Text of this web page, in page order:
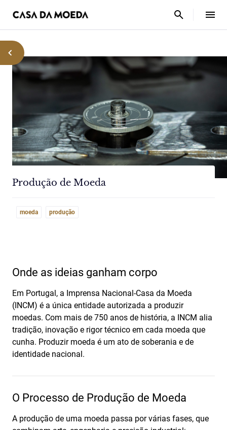
Produção de Moeda
moeda produção
Onde as ideias ganham corpo
Em Portugal, a Imprensa Nacional-Casa da Moeda
(INCM) é a única entidade autorizada a produzir
moedas. Com mais de 750 anos de história, a INCM alia
tradição, inovação e rigor técnico em cada moeda que
cunha. Produzir moeda é um ato de soberania e de
identidade nacional.
O Processo de Produção de Moeda
A produção de uma moeda passa por várias fases, que